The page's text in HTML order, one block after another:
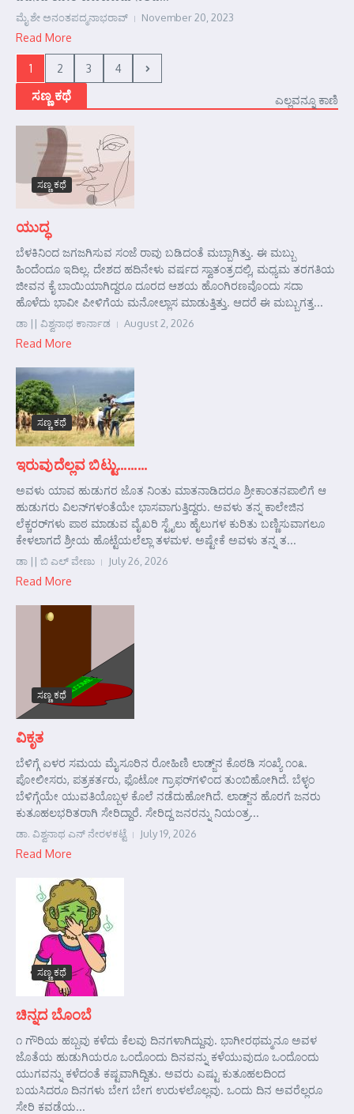
ಮೈ ಶೇ ಅನಂತಪದ್ಮನಾಭರಾವ್ November 20, 2023
Read More
1 2 3 4
ಸಣ್ಣ ಕಥೆ ಎಲ್ಲವನ್ನೂ ಕಾಣಿ
ಸಣ್ಣ ಕಥೆ
ಯುದ್ಧ
ಬೆಳಕಿನಿಂದ ಜಗಜಗಿಸುವ ಸಂಜೆ ರಾವು ಬಡಿದಂತೆ ಮಬ್ಬಾಗಿತ್ತು. ಈ ಮಬ್ಬು
ಹಿಂದೆಂದೂ ಇದಿಲ್ಲ. ದೇಶದ ಹದಿನೇಳು ವರ್ಷದ ಸ್ವಾತಂತ್ರದಲ್ಲಿ, ಮಧ್ಯಮ ತರಗತಿಯ
ಜೀವನ ಕೈ ಬಾಯಿಯಾಗಿದ್ದರೂ ದೂರದ ಆಶಯ ಹೊಂಗಿರಣವೊಂದು ಸದಾ
ಹೊಳೆದು ಭಾವೀ ಪೀಳಿಗೆಯ ಮನೋಲ್ಲಾಸ ಮಾಡುತ್ತಿತ್ತು. ಆದರೆ ಈ ಮಬ್ಬುಗತ್ತ...
ಡಾ || ವಿಶ್ವನಾಥ ಕಾರ್ನಾಡ August 2, 2026
Read More
ಸಣ್ಣ ಕಥೆ
ಇರುವುದೆಲ್ಲವ ಬಿಟ್ಟು………
ಅವಳು ಯಾವ ಹುಡುಗರ ಜೊತ ನಿಂತು ಮಾತನಾಡಿದರೂ ಶ್ರೀಕಾಂತನಪಾಲಿಗೆ ಆ
ಹುಡುಗರು ವಿಲನ್‌ಗಳಂತೆಯೇ ಭಾಸವಾಗುತ್ತಿದ್ದರು. ಅವಳು ತನ್ನ ಕಾಲೇಜಿನ
ಲೆಕ್ಚರರ್‌ಗಳು ಪಾಠ ಮಾಡುವ ವೈಖರಿ ಸ್ಟೈಲು ಹೈಲುಗಳ ಕುರಿತು ಬಣ್ಣಿಸುವಾಗಲೂ
ಕೇಳಲಾಗದೆ ಶ್ರೀಯ ಹೊಟ್ಟೆಯಲೆಲ್ಲಾ ತಳಮಳ. ಅಷ್ಟೇಕೆ ಅವಳು ತನ್ನ ತ...
ಡಾ || ಬಿ ಎಲ್ ವೇಣು July 26, 2026
Read More
ಸಣ್ಣ ಕಥೆ
ವಿಕೃತ
ಬೆಳಿಗ್ಗೆ ಏಳರ ಸಮಯ ಮೈಸೂರಿನ ರೋಹಿಣಿ ಲಾಡ್ಜ್‌ನ ಕೊಠಡಿ ಸಂಖ್ಯೆ ೧೦೩.
ಪೋಲೀಸರು, ಪತ್ರಕರ್ತರು, ಫೊಟೋ ಗ್ರಾಫರ್‌ಗಳಿಂದ ತುಂಬಿಹೋಗಿದೆ. ಬೆಳ್ಳಂ
ಬೆಳಿಗ್ಗೆಯೇ ಯುವತಿಯೊಬ್ಬಳ ಕೊಲೆ ನಡೆದುಹೋಗಿದೆ. ಲಾಡ್ಜ್‌ನ ಹೊರಗೆ ಜನರು
ಕುತೂಹಲಭರಿತರಾಗಿ ಸೇರಿದ್ದಾರೆ. ಸೇರಿದ್ದ ಜನರನ್ನು ನಿಯಂತ್ರ...
ಡಾ. ವಿಶ್ವನಾಥ ಎನ್ ನೇರಳಕಟ್ಟೆ July 19, 2026
Read More
ಸಣ್ಣ ಕಥೆ
ಚಿನ್ನದ ಬೊಂಬೆ
೧ ಗೌರಿಯ ಹಬ್ಬವು ಕಳೆದು ಕೆಲವು ದಿನಗಳಾಗಿದ್ದುವು. ಭಾಗೀರಥಮ್ಮನೂ ಅವಳ
ಜೊತೆಯ ಹುಡುಗಿಯರೂ ಒಂದೊಂದು ದಿನವನ್ನು ಕಳೆಯುವುದೂ ಒಂದೊಂದು
ಯುಗವನ್ನು ಕಳೆದಂತೆ ಕಷ್ಟವಾಗಿದ್ದಿತು. ಅವರು ಎಷ್ಟು ಕುತೂಹಲದಿಂದ
ಬಯಸಿದರೂ ದಿನಗಳು ಬೇಗ ಬೇಗ ಉರುಳಲೊಲ್ಲವು. ಒಂದು ದಿನ ಅವರೆಲ್ಲರೂ
ಸೇರಿ ಕವಡೆಯ...